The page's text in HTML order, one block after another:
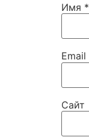
Имя *
Email
Сайт